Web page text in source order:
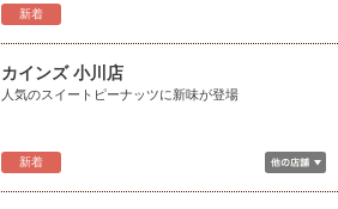
新着
新着
カインズ 小川店
人気のスイートピーナッツに新味が登場